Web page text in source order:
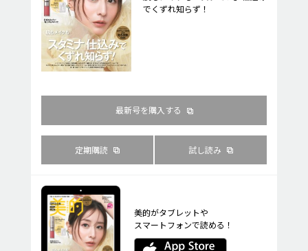
でくずれ知らず！
最新号を購入する
定期購読 試し読み
美的がタブレットや
スマートフォンで読める！